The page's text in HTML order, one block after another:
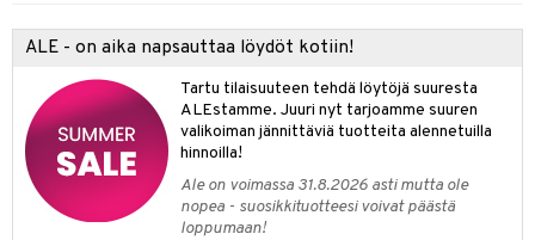
ALE - on aika napsauttaa löydöt kotiin!
Tartu tilaisuuteen tehdä löytöjä suuresta
ALEstamme. Juuri nyt tarjoamme suuren
valikoiman jännittäviä tuotteita alennetuilla
hinnoilla!
Ale on voimassa 31.8.2026 asti mutta ole
nopea - suosikkituotteesi voivat päästä
loppumaan!
& kynnet
tuotteet
hoito